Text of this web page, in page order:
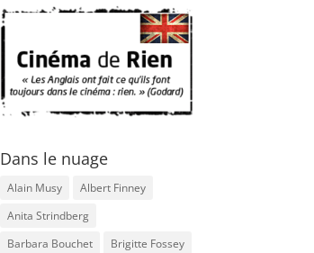
Dans le nuage
Alain Musy
Albert Finney
Anita Strindberg
Barbara Bouchet
Brigitte Fossey